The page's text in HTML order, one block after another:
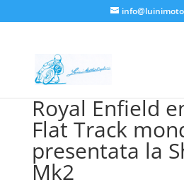
Royal Enfield
Flat Track
presentata la
Mk2